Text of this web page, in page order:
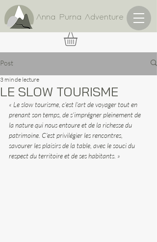
Anna Purna Adventure
Post
LE SLOW TOURISME
3 min de lecture
« Le slow tourisme, c’est l’art de voyager tout en
prenant son temps, de s’imprégner pleinement de
la nature qui nous entoure et de la richesse du
patrimoine. C’est privilégier les rencontres,
savourer les plaisirs de la table, avec le souci du
respect du territoire et de ses habitants. »